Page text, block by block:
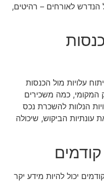
הנדרש לאורחים – רהיטים,
עלויות מול הכנסות
המקומי, כמה משכירים
הנלוות להשכרת נכס
הביקוש, שיכולה
יכול להיות מידע יקר